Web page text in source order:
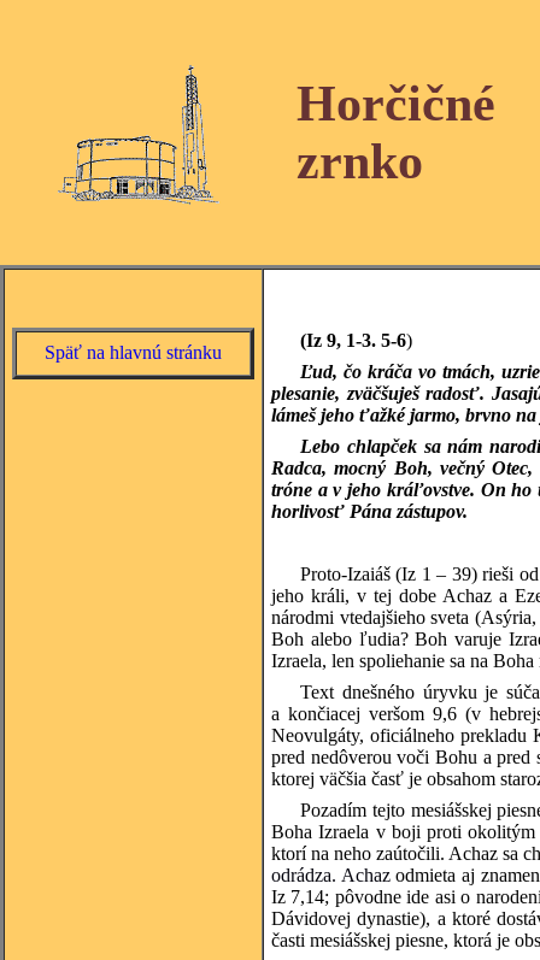
Horčičné
zrnko
Späť na hlavnú stránku
(Iz 9, 1-3. 5-6)
Ľud, čo kráča vo tmách,
plesanie, zväčšuješ radosť.
lámeš jeho ťažké jarmo, brvno
Lebo chlapček sa nám
Radca, mocný Boh, večný
tróne a v jeho kráľovstve. On ho
horlivosť Pána zástupov.
Proto-Izaiáš (Iz 1 – 39) rieši
jeho králi, v tej dobe Achaz a
národmi vtedajšieho sveta
Boh alebo ľudia? Boh varuje
Izraela, len spoliehanie sa na
Text dnešného úryvku je
a končiacej veršom 9,6 (v
Neovulgáty, oficiálneho prekladu
pred nedôverou voči Bohu a pred
ktorej väčšia časť je obsahom
Pozadím tejto mesiášskej
Boha Izraela v boji proti
ktorí na neho zaútočili. Achaz sa
odrádza. Achazodmieta aj
Iz 7,14; pôvodne ide asi o
Dávidovej dynastie), a ktoré
časti mesiášskej piesne, ktorá je